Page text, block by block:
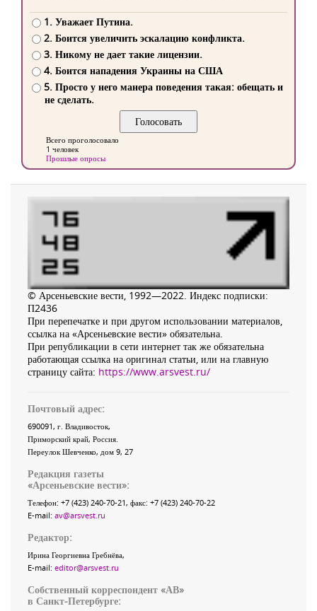
1. Уважает Путина.
2. Боится увеличить эскалацию конфликта.
3. Никому не дает такие лицензии.
4. Боится нападения Украины на США
5. Просто у него манера поведения такая: обещать и
не сделать.
Всего проголосовало
1 человек
Прошлые опросы
© Арсеньевские вести, 1992—2022. Индекс подписки:
П2436
При перепечатке и при другом использовании материалов,
ссылка на «Арсеньевские вести» обязательна.
При републикации в сети интернет так же обязательна
работающая ссылка на оригинал статьи, или на главную
страницу сайта: https://www.arsvest.ru/
Почтовый адрес:
690091, г. Владивосток,
Приморский край, Россия
Переулок Шевченко, дом 9, 27
Редакция газеты
«Арсеньевские вести»:
Телефон: +7 (423) 240-70-21, факс: +7 (423) 240-70-22
E-mail: av@arsvest.ru
Редактор:
Ирина Георгиевна Гребнёва,
E-mail: editor@arsvest.ru
Собственный корреспондент «АВ»
в Санкт-Петербурге: